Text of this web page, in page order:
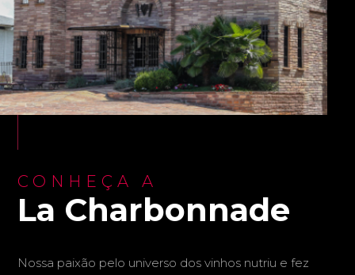
CONHEÇA A
La Charbonnade
Nossa paixão pelo universo dos vinhos nutriu e fez